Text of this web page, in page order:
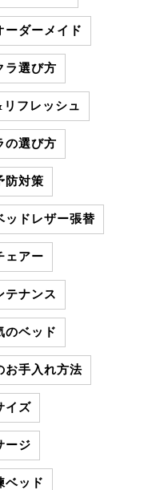
ーダーメイド
ラ選び方
フレッシュ
の選び方
防対策
ッドレザー張替
ェアー
テナンス
のベッド
お手入れ方法
イズ
ージ
ベッド